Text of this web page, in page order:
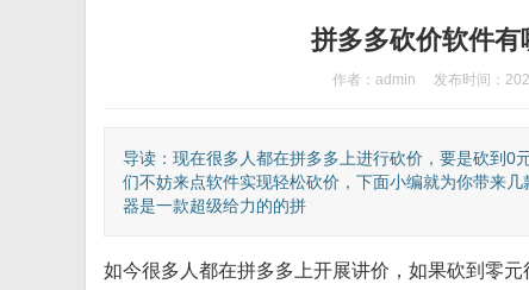
拼多多砍价软件
作者：admin 发布时间：
导读：现在很多人都在拼多多上进行砍价，要是砍到0
们不妨来点软件实现轻松砍价，下面小编就为你带来
器是一款超级给力的的拼
如今很多人都在拼多多上开展讲价，如果砍到零